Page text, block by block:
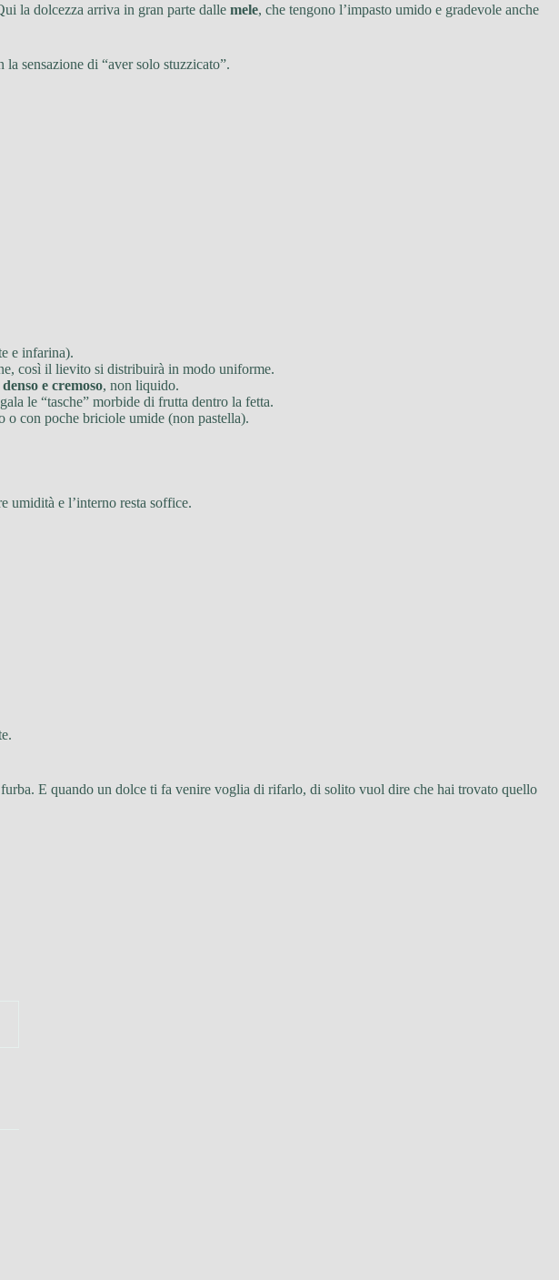
la dolcezza arriva in gran parte dalle mele, che tengono l’impasto umido e gradevole anche
la sensazione di “aver solo stuzzicato”.
e infarina).
così il lievito si distribuirà in modo uniforme.
denso e cremoso, non liquido.
le “tasche” morbide di frutta dentro la fetta.
o con poche briciole umide (non pastella).
umidità e l’interno resta soffice.
E quando un dolce ti fa venire voglia di rifarlo, di solito vuol dire che hai trovato quello